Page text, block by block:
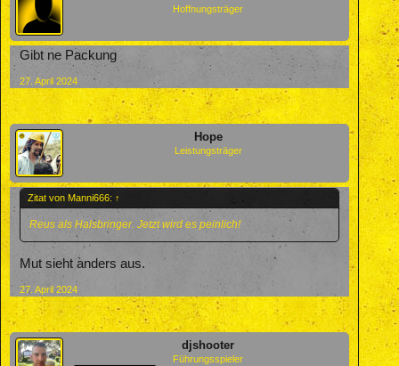
Hoffnungsträger
Gibt ne Packung
27. April 2024
Hope
Leistungsträger
Zitat von Manni666: ↑
Reus als Halsbringer. Jetzt wird es peinlich!
Mut sieht anders aus.
27. April 2024
djshooter
Führungsspieler